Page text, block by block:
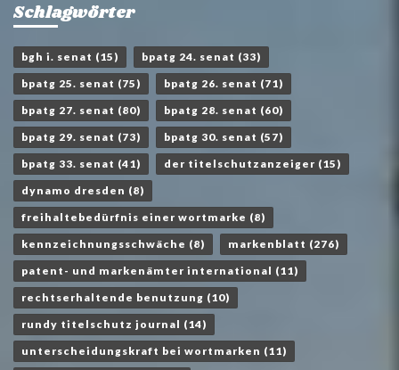
Schlagwörter
bgh i. senat (15) bpatg 24. senat (33)
bpatg 25. senat (75) bpatg 26. senat (71)
bpatg 27. senat (80) bpatg 28. senat (60)
bpatg 29. senat (73) bpatg 30. senat (57)
bpatg 33. senat (41) der titelschutzanzeiger (15)
dynamo dresden (8)
freihaltebedürfnis einer wortmarke (8)
kennzeichnungsschwäche (8) markenblatt (276)
patent- und markenämter international (11)
rechtserhaltende benutzung (10)
rundy titelschutz journal (14)
unterscheidungskraft bei wortmarken (11)